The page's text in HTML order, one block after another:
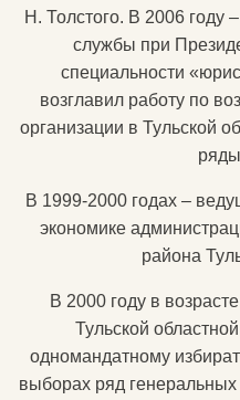
Н. Толстого. В 2006 году
службы при
специальности
возглавил работу по
организации в Тульской
В 1999-2000 годах –
экономике
района
В 2000 году в
Тульской
одномандатному
выборах ряд